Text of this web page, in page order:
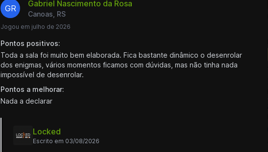
GR Gabriel Nascimento da Rosa
Canoas, RS
Jogou em julho de 2026
Pontos positivos:
Toda a sala foi muito bem elaborada. Fica bastante dinâmico o desenrolar
dos enigmas, vários momentos ficamos com dúvidas, mas não tinha nada
impossível de desenrolar.
Pontos a melhorar:
Nada a declarar
Locked
Escrito em 03/08/2026